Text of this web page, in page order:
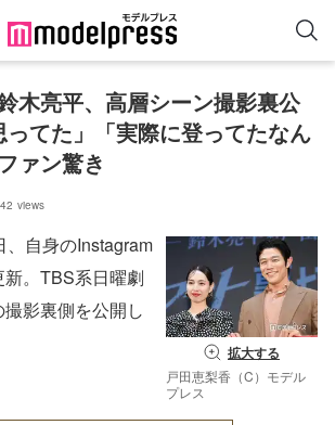
木亮平、高層シーン撮影裏公
てた」「実際に登ってたなん
ァン驚き
views
拡大する
戸田恵梨香（C）モデル
プレス
、自身のInstagram
。TBS系日曜劇
撮影裏側を公開し